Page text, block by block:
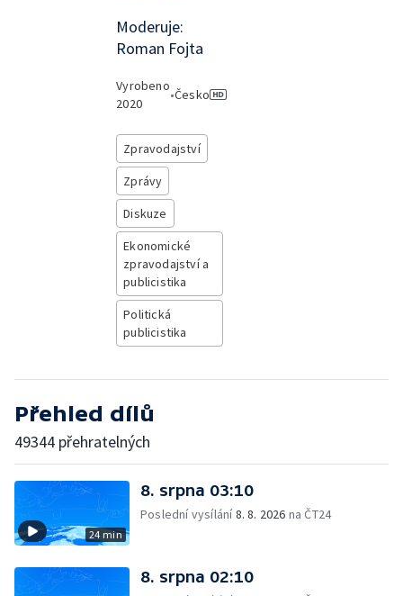
Moderuje:
Roman Fojta
Vyrobeno
2020
•Česko
Zpravodajství
Zprávy
Diskuze
Ekonomické
zpravodajství a
publicistika
Politická
publicistika
Přehled dílů
49344 přehratelných
24 min
8. srpna 03:10
Poslední vysílání8. 8. 2026 na ČT24
8. srpna 02:10